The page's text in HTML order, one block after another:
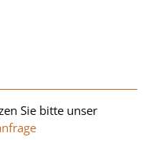
Sie bitte unser